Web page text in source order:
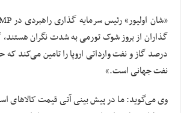
نفت جهانی است.»
وی می‌گوید: ما در پیش بینی آتی قیمت کالا‌های